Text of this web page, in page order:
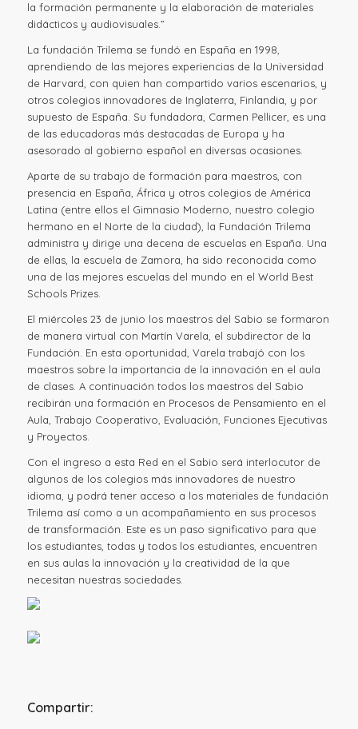
la formación permanente y la elaboración de materiales
didácticos y audiovisuales.”
La fundación Trilema se fundó en España en 1998,
aprendiendo de las mejores experiencias de la Universidad
de Harvard, con quien han compartido varios escenarios, y
otros colegios innovadores de Inglaterra, Finlandia, y por
supuesto de España. Su fundadora, Carmen Pellicer, es una
de las educadoras más destacadas de Europa y ha
asesorado al gobierno español en diversas ocasiones.
Aparte de su trabajo de formación para maestros, con
presencia en España, África y otros colegios de América
Latina (entre ellos el Gimnasio Moderno, nuestro colegio
hermano en el Norte de la ciudad), la Fundación Trilema
administra y dirige una decena de escuelas en España. Una
de ellas, la escuela de Zamora, ha sido reconocida como
una de las mejores escuelas del mundo en el World Best
Schools Prizes.
El miércoles 23 de junio los maestros del Sabio se formaron
de manera virtual con Martín Varela, el subdirector de la
Fundación. En esta oportunidad, Varela trabajó con los
maestros sobre la importancia de la innovación en el aula
de clases. A continuación todos los maestros del Sabio
recibirán una formación en Procesos de Pensamiento en el
Aula, Trabajo Cooperativo, Evaluación, Funciones Ejecutivas
y Proyectos.
Con el ingreso a esta Red en el Sabio será interlocutor de
algunos de los colegios más innovadores de nuestro
idioma, y podrá tener acceso a los materiales de fundación
Trilema así como a un acompañamiento en sus procesos
de transformación. Este es un paso significativo para que
los estudiantes, todas y todos los estudiantes, encuentren
en sus aulas la innovación y la creatividad de la que
necesitan nuestras sociedades.
Compartir: